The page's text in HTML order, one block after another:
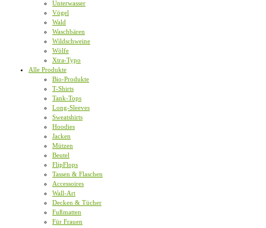
Unterwasser
Vögel
Wald
Waschbären
Wildschweine
Wölfe
Xtra-Typo
Alle Produkte
Bio-Produkte
T-Shirts
Tank-Tops
Long-Sleeves
Sweatshirts
Hoodies
Jacken
Mützen
Beutel
FlipFlops
Tassen & Flaschen
Accessoires
Wall-Art
Decken & Tücher
Fußmatten
Für Frauen